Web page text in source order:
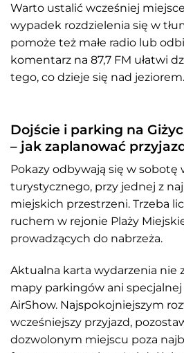
Warto ustalić wcześniej
wypadek rozdzielenia się w
pomoże też małe radio lub
komentarz na 87,7 FM ułatwi
tego, co dzieje się nad jeziorem.
Dojście i parking na
– jak zaplanować
Pokazy odbywają się w sobotę
turystycznego, przy jednej z
miejskich przestrzeni. Trzeba
ruchem w rejonie Plaży
prowadzących do nabrzeża.
Aktualna karta wydarzenia nie
mapy parkingów ani
AirShow. Najspokojniejszym
wcześniejszy przyjazd,
dozwolonym miejscu poza